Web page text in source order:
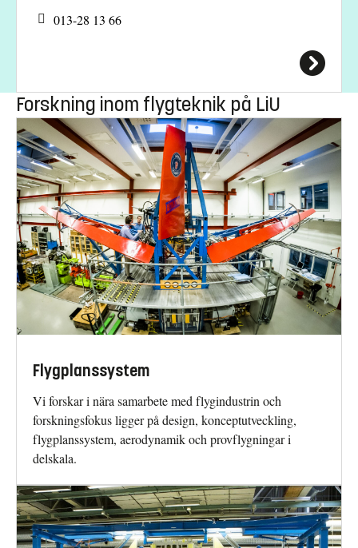
013-28 13 66
Forskning inom flygteknik på LiU
Flygplanssystem
Vi forskar i nära samarbete med flygindustrin och
forskningsfokus ligger på design, konceptutveckling,
flygplanssystem, aerodynamik och provflygningar i
delskala.